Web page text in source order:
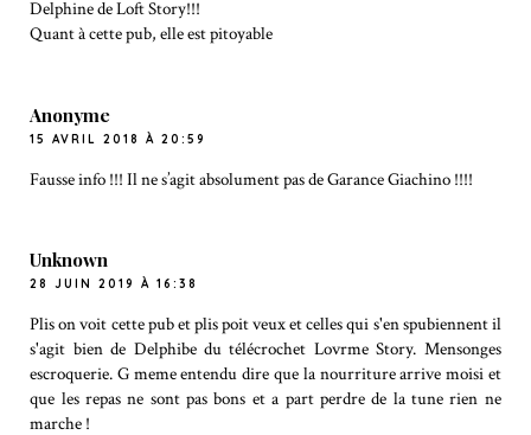
Delphine de Loft Story!!!
Quant à cette pub, elle est pitoyable
Anonyme
15 AVRIL 2018 À 20:59
Fausse info !!! Il ne s’agit absolument pas de Garance Giachino !!!!
Unknown
28 JUIN 2019 À 16:38
Plis on voit cette pub et plis poit veux et celles qui s'en spubiennent il
s'agit bien de Delphibe du télécrochet Lovrme Story. Mensonges
escroquerie. G meme entendu dire que la nourriture arrive moisi et
que les repas ne sont pas bons et a part perdre de la tune rien ne
marche !